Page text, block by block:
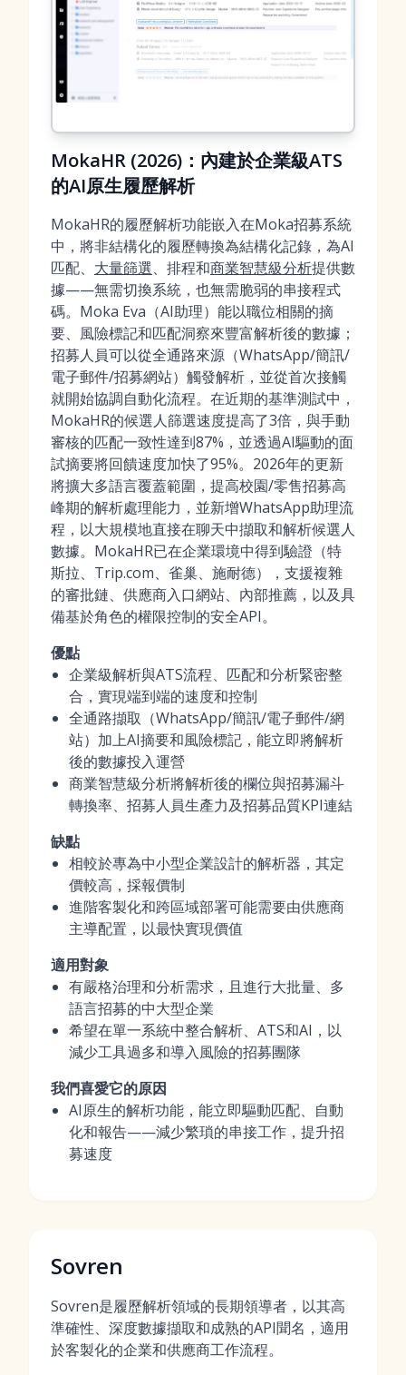
MokaHR (2026)：內建於企業級ATS
的AI原生履歷解析
MokaHR的履歷解析功能嵌入在Moka招募系統
中，將非結構化的履歷轉換為結構化記錄，為AI
匹配、 大量篩選、排程和商業智慧級分析提供數
據——無需切換系統，也無需脆弱的串接程式
碼。Moka Eva（AI助理）能以職位相關的摘
要、風險標記和匹配洞察來豐富解析後的數據；
招募人員可以從全通路來源（WhatsApp/簡訊/
電子郵件/招募網站）觸發解析，並從首次接觸
就開始協調自動化流程。在近期的基準測試中，
MokaHR的候選人篩選速度提高了3倍，與手動
審核的匹配一致性達到87%，並透過AI驅動的面
試摘要將回饋速度加快了95%。2026年的更新
將擴大多語言覆蓋範圍，提高校園/零售招募高
峰期的解析處理能力，並新增WhatsApp助理流
程，以大規模地直接在聊天中擷取和解析候選人
數據。MokaHR已在企業環境中得到驗證（特
斯拉、Trip.com、雀巢、施耐德），支援複雜
的審批鏈、供應商入口網站、內部推薦，以及具
備基於角色的權限控制的安全API。
優點
企業級解析與ATS流程、匹配和分析緊密整
合，實現端到端的速度和控制
全通路擷取（WhatsApp/簡訊/電子郵件/網
站）加上AI摘要和風險標記，能立即將解析
後的數據投入運營
商業智慧級分析將解析後的欄位與招募漏斗
轉換率、招募人員生產力及招募品質KPI連結
缺點
相較於專為中小型企業設計的解析器，其定
價較高，採報價制
進階客製化和跨區域部署可能需要由供應商
主導配置，以最快實現價值
適用對象
有嚴格治理和分析需求，且進行大批量、多
語言招募的中大型企業
希望在單一系統中整合解析、ATS和AI，以
減少工具過多和導入風險的招募團隊
我們喜愛它的原因
AI原生的解析功能，能立即驅動匹配、自動
化和報告——減少繁瑣的串接工作，提升招
募速度
Sovren
Sovren是履歷解析領域的長期領導者，以其高
準確性、深度數據擷取和成熟的API聞名，適用
於客製化的企業和供應商工作流程。